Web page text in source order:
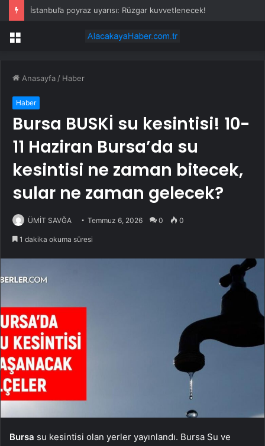
İstanbul’a poyraz uyarısı: Rüzgar kuvvetlenecek!
Menü
Anasayfa / Haber
Haber
Bursa BUSKİ su kesintisi! 10-
11 Haziran Bursa’da su
kesintisi ne zaman bitecek,
sular ne zaman gelecek?
ÜMİT SAVĞA Temmuz 6, 2026 0 0
1 dakika okuma süresi
Bursa su kesintisi olan yerler yayınlandı. Bursa Su ve